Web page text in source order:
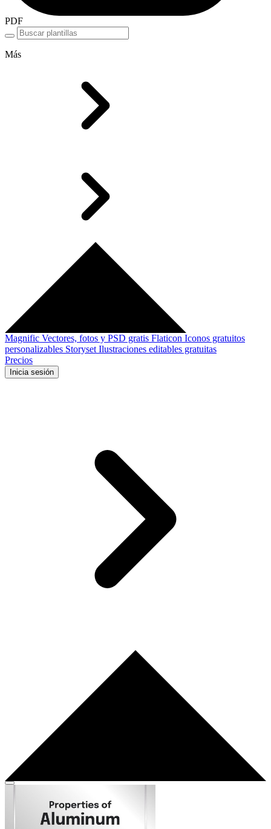
PDF
Más
Magnific Vectores, fotos y PSD gratis Flaticon Iconos gratuitos
personalizables Storyset Ilustraciones editables gratuitas
Precios
Inicia sesión